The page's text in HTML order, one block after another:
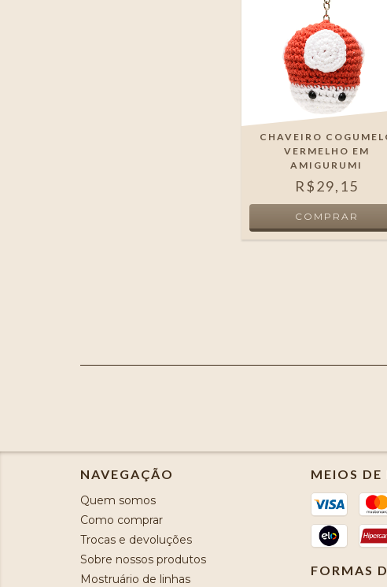
CHAVEIRO
VERMELHO EM
AMIGURUMI
R$29,15
NAVEGAÇÃO
Quem somos
Como comprar
Trocas e devoluções
Sobre nossos produtos
Mostruário de linhas
MEIOS DE
FORMAS